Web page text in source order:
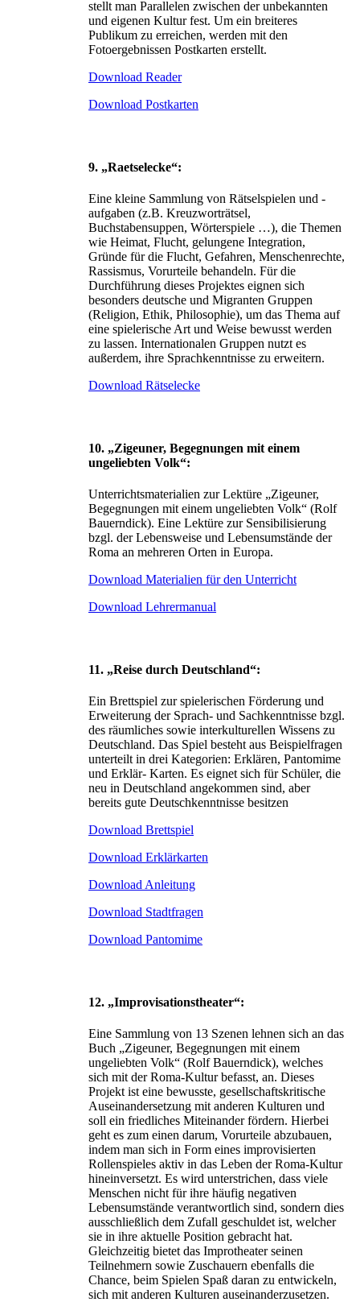
stellt man Parallelen zwischen der unbekannten
und eigenen Kultur fest. Um ein breiteres
Publikum zu erreichen, werden mit den
Fotoergebnissen Postkarten erstellt.
Download Reader
Download Postkarten
9. „Raetselecke“:
Eine kleine Sammlung von Rätselspielen und -
aufgaben (z.B. Kreuzworträtsel,
Buchstabensuppen, Wörterspiele …), die Themen
wie Heimat, Flucht, gelungene Integration,
Gründe für die Flucht, Gefahren, Menschenrechte,
Rassismus, Vorurteile behandeln. Für die
Durchführung dieses Projektes eignen sich
besonders deutsche und Migranten Gruppen
(Religion, Ethik, Philosophie), um das Thema auf
eine spielerische Art und Weise bewusst werden
zu lassen. Internationalen Gruppen nutzt es
außerdem, ihre Sprachkenntnisse zu erweitern.
Download Rätselecke
10. „Zigeuner, Begegnungen mit einem
ungeliebten Volk“:
Unterrichtsmaterialien zur Lektüre „Zigeuner,
Begegnungen mit einem ungeliebten Volk“ (Rolf
Bauerndick). Eine Lektüre zur Sensibilisierung
bzgl. der Lebensweise und Lebensumstände der
Roma an mehreren Orten in Europa.
Download Materialien für den Unterricht
Download Lehrermanual
11. „Reise durch Deutschland“:
Ein Brettspiel zur spielerischen Förderung und
Erweiterung der Sprach- und Sachkenntnisse bzgl.
des räumliches sowie interkulturellen Wissens zu
Deutschland. Das Spiel besteht aus Beispielfragen
unterteilt in drei Kategorien: Erklären, Pantomime
und Erklär- Karten. Es eignet sich für Schüler, die
neu in Deutschland angekommen sind, aber
bereits gute Deutschkenntnisse besitzen
Download Brettspiel
Download Erklärkarten
Download Anleitung
Download Stadtfragen
Download Pantomime
12. „Improvisationstheater“:
Eine Sammlung von 13 Szenen lehnen sich an das
Buch „Zigeuner, Begegnungen mit einem
ungeliebten Volk“ (Rolf Bauerndick), welches
sich mit der Roma-Kultur befasst, an. Dieses
Projekt ist eine bewusste, gesellschaftskritische
Auseinandersetzung mit anderen Kulturen und
soll ein friedliches Miteinander fördern. Hierbei
geht es zum einen darum, Vorurteile abzubauen,
indem man sich in Form eines improvisierten
Rollenspieles aktiv in das Leben der Roma-Kultur
hineinversetzt. Es wird unterstrichen, dass viele
Menschen nicht für ihre häufig negativen
Lebensumstände verantwortlich sind, sondern dies
ausschließlich dem Zufall geschuldet ist, welcher
sie in ihre aktuelle Position gebracht hat.
Gleichzeitig bietet das Improtheater seinen
Teilnehmern sowie Zuschauern ebenfalls die
Chance, beim Spielen Spaß daran zu entwickeln,
sich mit anderen Kulturen auseinanderzusetzen.